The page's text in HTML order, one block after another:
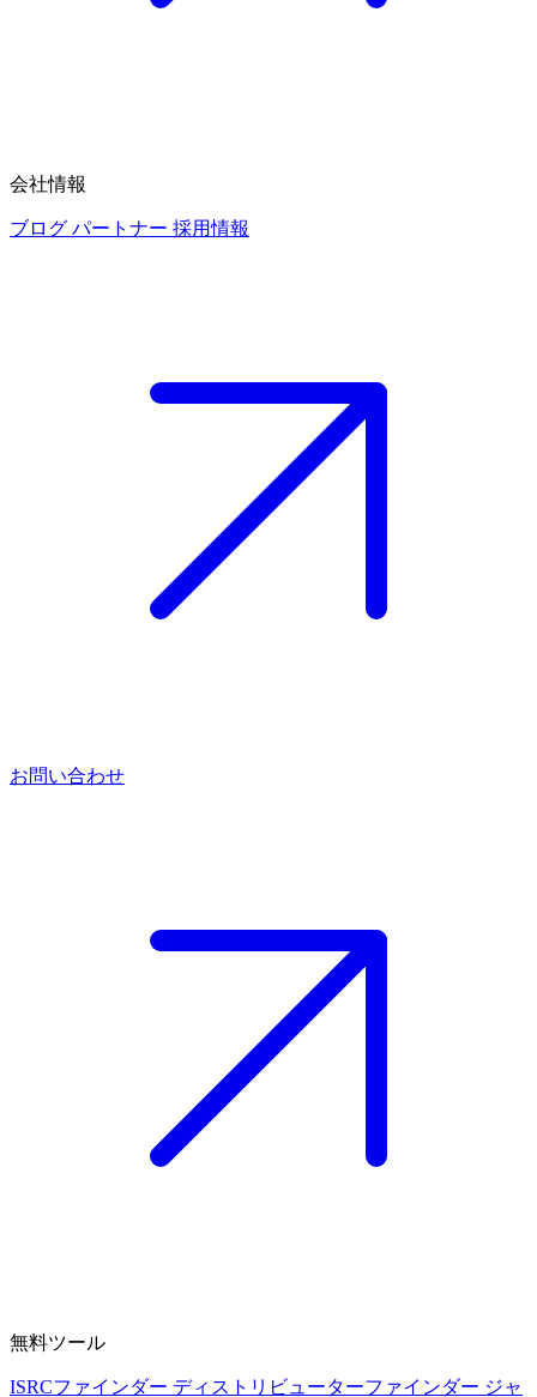
会社情報
ブログ パートナー 採用情報
お問い合わせ
無料ツール
ISRCファインダー ディストリビューターファインダー ジャ